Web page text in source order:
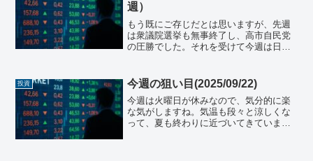
週）
もう既にご存じだとは思いますが、先週
は衆議院選挙も無事終了し、高市自民党
の圧勝でした。それを受けて今週は日本
恵を受けた方もいらっしゃると思います
が、今後の日本株式市場の成...
投資 今週の狙い目(2025/09/22)
今週は火曜日が休みなので、気分的に楽
な気がしますね。気温も段々と涼しくな
って、夏も終わりに近づいてきていま